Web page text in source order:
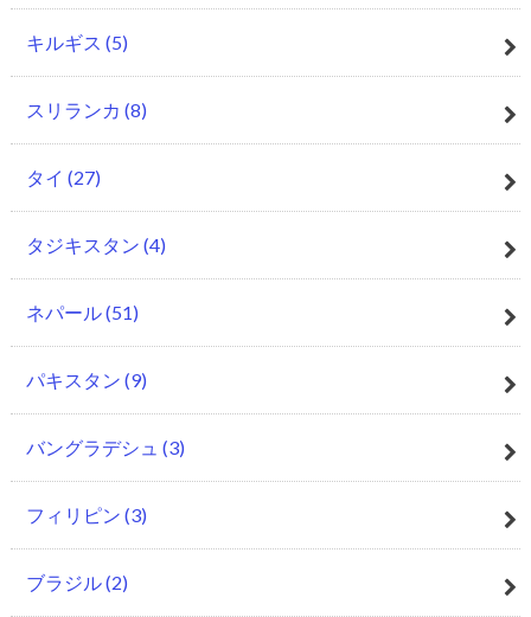
キルギス (5)
スリランカ (8)
タイ (27)
タジキスタン (4)
ネパール(51)
パキスタン (9)
バングラデシュ (3)
フィリピン (3)
ブラジル(2)